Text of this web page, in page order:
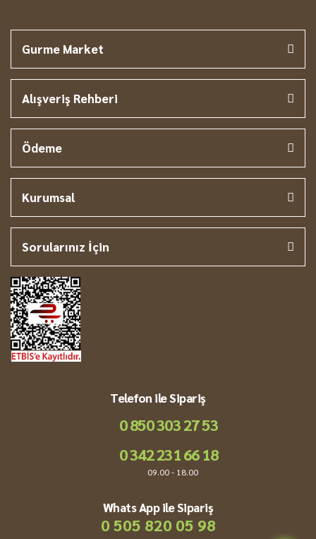
Gurme Market
Alışveriş Rehberi
Ödeme
Kurumsal
Sorularınız İçin
Telefon ile Sipariş
0 850 303 27 53
0 342 231 66 18
09.00 - 18.00
Whats App ile Sipariş
0 505 820 05 98